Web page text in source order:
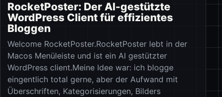
RocketPoster: Der AI-gestützte
WordPress Client für effizientes
Bloggen
Welcome RocketPoster.RocketPoster lebt in der
Macos Menüleiste und ist ein AI gestützter
WordPress client.Meine Idee war: ich blogge
eingentlich total gerne, aber der Aufwand mit
Überschriften, Kategorisierungen, Bilders